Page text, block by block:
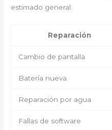
estimado general:
Reparación
Cambio de pantalla
Batería nueva
Reparación por agua
Fallas de software